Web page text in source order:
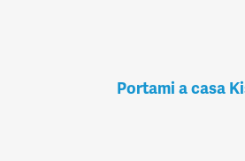
Portami a casa